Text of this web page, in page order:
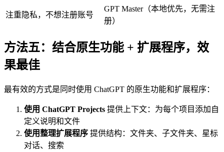
注重隐私，不想注册账号
GPT Master（本地优先，无需注
册）
方法五：结合原生功能 + 扩展程序，效
果最佳
最有效的方式是同时使用 ChatGPT 的原生功能和扩展程序：
使用 ChatGPT Projects 提供上下文：为每个项目添加自
定义说明和文件
使用整理扩展程序 提供结构：文件夹、子文件夹、星标
对话、搜索